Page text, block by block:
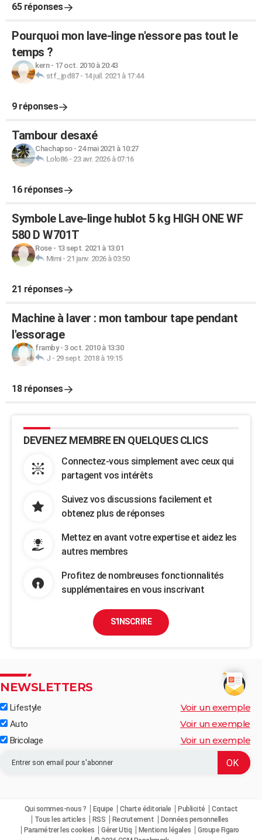
65 réponses
Pourquoi mon lave-linge n'essore pas tout le
temps ?
kern- 17 oct. 2010 à 20:43
stf_jpd87- 14 juil. 2021 à 17:44
9 réponses
Tambour desaxé
Chachapso- 24 mai 2021 à 10:27
Lolo86- 23 avr. 2026 à 07:16
16 réponses
Symbole Lave-linge hublot 5 kg HIGH ONE WF
580 D W701T
Rose- 13 sept. 2021 à 13:01
Mimi- 21 janv. 2026 à 03:50
21 réponses
Machine à laver : mon tambour tape pendant
l'essorage
framby- 3 oct. 2010 à 13:30
J - 29 sept. 2018 à 19:15
18 réponses
DEVENEZ MEMBRE EN QUELQUES CLICS
Connectez-vous simplement avec ceux qui
partagent vos intérêts
Suivez vos discussions facilement et
obtenez plus de réponses
Mettez en avant votre expertise et aidez les
autres membres
Profitez de nombreuses fonctionnalités
supplémentaires en vous inscrivant
S'INSCRIRE
NEWSLETTERS
Lifestyle Voir un exemple
Auto Voir un exemple
Bricolage Voir un exemple
Qui sommes-nous ? Equipe Charte éditoriale Publicité
Contact
Tous les articles
RSS Recrutement
Données personnelles
Paramétrer les cookies
Gérer Utiq Mentions légales
Groupe Figaro